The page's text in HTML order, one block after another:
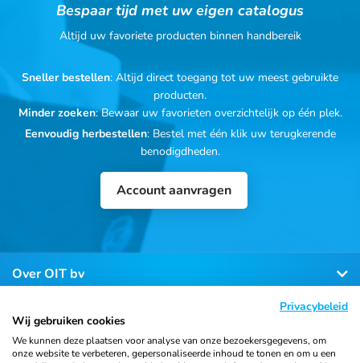
Bespaar tijd met uw eigen catalogus
Altijd uw favoriete producten binnen handbereik
Sneller bestellen: Altijd direct toegang tot uw meest gebruikte
producten.
Minder zoeken: Bewaar uw favorieten overzichtelijk op één plek.
Eenvoudig herbestellen: Bestel met één klik uw terugkerende
benodigdheden.
Account aanvragen
Over OIT bv
Klantenservice
Privacybeleid
Wij gebruiken cookies
We kunnen deze plaatsen voor analyse van onze bezoekersgegevens, om
onze website te verbeteren, gepersonaliseerde inhoud te tonen en om u een